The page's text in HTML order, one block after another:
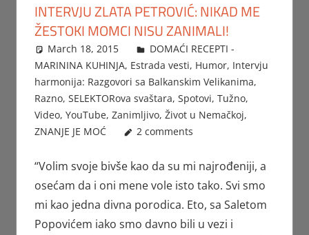
INTERVJU ZLATA PETROVIĆ: NIKAD ME
ŽESTOKI MOMCI NISU ZANIMALI!
March 18, 2015 Beba
DOMAĆI RECEPTI -
MARININA KUHINJA, Estrada vesti, Humor, Intervju
harmonija: Razgovori sa Balkanskim Velikanima,
Razno, SELEKTORova svaštara, Spotovi, Tužno,
Video, YouTube, Zanimljivo, Život u Nemačkoj,
ZNANJE JE MOĆ
2 comments
“Volim svoje bivše kao da su mi najrođeniji, a
osećam da i oni mene vole isto tako. Svi smo
mi kao jedna divna porodica. Eto, sa Saletom
Popovićem iako smo davno bili u vezi i